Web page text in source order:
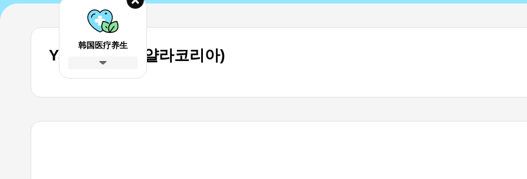
YallaKOREA(얄라코리아)
韩国医疗养生